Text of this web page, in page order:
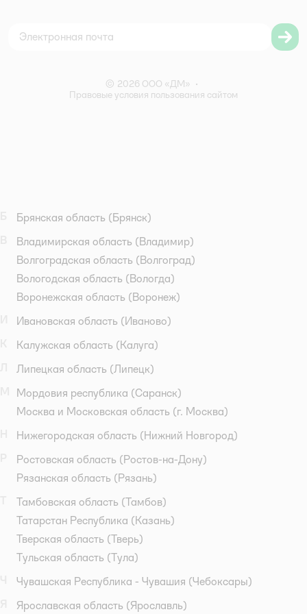
Правила бонусной программы
© 2026 ООО «ДМ» •
Правовые условия пользования сайтом
Брянская область (Брянск)
Владимирская область (Владимир)
Волгоградская область (Волгоград)
Вологодская область (Вологда)
Воронежская область (Воронеж)
Ивановская область (Иваново)
Калужская область (Калуга)
Липецкая область (Липецк)
Мордовия республика (Саранск)
Москва и Московская область (г. Москва)
Нижегородская область (Нижний Новгород)
Ростовская область (Ростов-на-Дону)
Рязанская область (Рязань)
Тамбовская область (Тамбов)
Татарстан Республика (Казань)
Тверская область (Тверь)
Тульская область (Тула)
Чувашская Республика - Чувашия (Чебоксары)
Ярославская область (Ярославль)